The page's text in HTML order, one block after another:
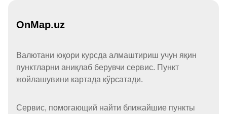
OnMap.uz
Валютани юқори курсда алмаштириш учун яқин
пунктларни аниқлаб берувчи сервис. Пункт
жойлашувини картада кўрсатади.
Сервис, помогающий найти ближайшие пункты